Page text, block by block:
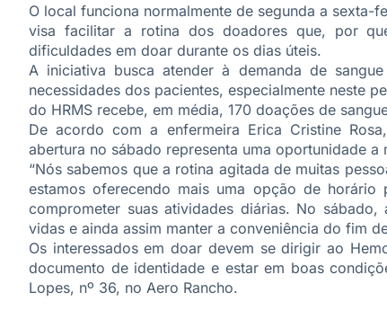
O local funciona normalmente de segunda a
visa facilitar a rotina dos doadores que, por
dificuldades em doar durante os dias úteis.
A iniciativa busca atender à demanda de
necessidades dos pacientes, especialmente neste
do HRMS recebe, em média, 170 doações de
De acordo com a enfermeira Erica Cristine
abertura no sábado representa uma oportunidade
“Nós sabemos que a rotina agitada de muitas
estamos oferecendo mais uma opção de
comprometer suas atividades diárias. No
vidas e ainda assim manter a conveniência do fim
Os interessados em doar devem se dirigir ao
documento de identidade e estar em boas
Lopes, nº 36, no Aero Rancho.